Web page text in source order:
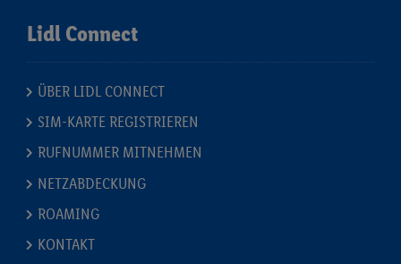
Lidl Connect
ÜBER LIDL CONNECT
SIM-KARTE REGISTRIEREN
RUFNUMMER MITNEHMEN
NETZABDECKUNG
ROAMING
KONTAKT